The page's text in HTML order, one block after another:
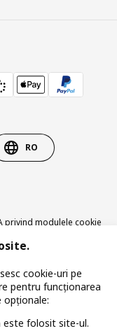
RO
privind modulele cookie
cookie-uri pe
pentru funcționarea
opționale:
este folosit site-ul.